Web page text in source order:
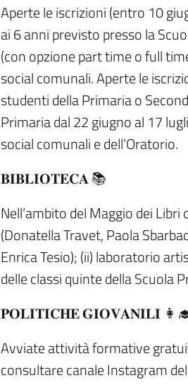
Aperte le iscrizioni (entro 10
ai 6 anni previsto presso la
(con opzione part time o full
social comunali. Aperte le
studenti della Primaria o
Primaria dal 22 giugno al 17
social comunali e dell’Oratorio.
𝐁𝐈𝐁𝐋𝐈𝐎𝐓𝐄𝐂𝐀 📚
Nell’ambito del Maggio dei
(Donatella Travet, Paola
Enrica Tesio); (ii) laboratorio
delle classi quinte della Scuola
𝐏𝐎𝐋𝐈𝐓𝐈𝐂𝐇𝐄 𝐆𝐈𝐎𝐕𝐀𝐍𝐈𝐋𝐈
Avviate attività formative
consultare canale Instagram